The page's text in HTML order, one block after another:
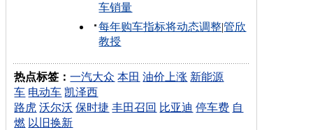
车销量
每年购车指标将动态调整|管欣
教授
热点标签：一汽大众 本田 油价上涨 新能源
车 电动车 凯泽西
路虎 沃尔沃 保时捷 丰田召回 比亚迪 停车费 自
燃 以旧换新